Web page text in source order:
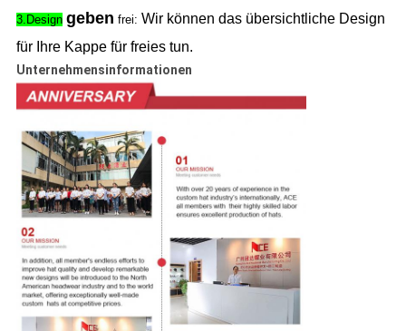
3.Design geben frei: Wir können das übersichtliche Design
für Ihre Kappe für freies tun.
Unternehmensinformationen